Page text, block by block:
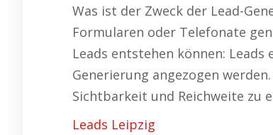
Was ist der Zweck der Lead-
Formularen oder Telefonate
Leads entstehen können:
Generierung angezogen
Sichtbarkeit und Reichweite zu
Leads Leipzig